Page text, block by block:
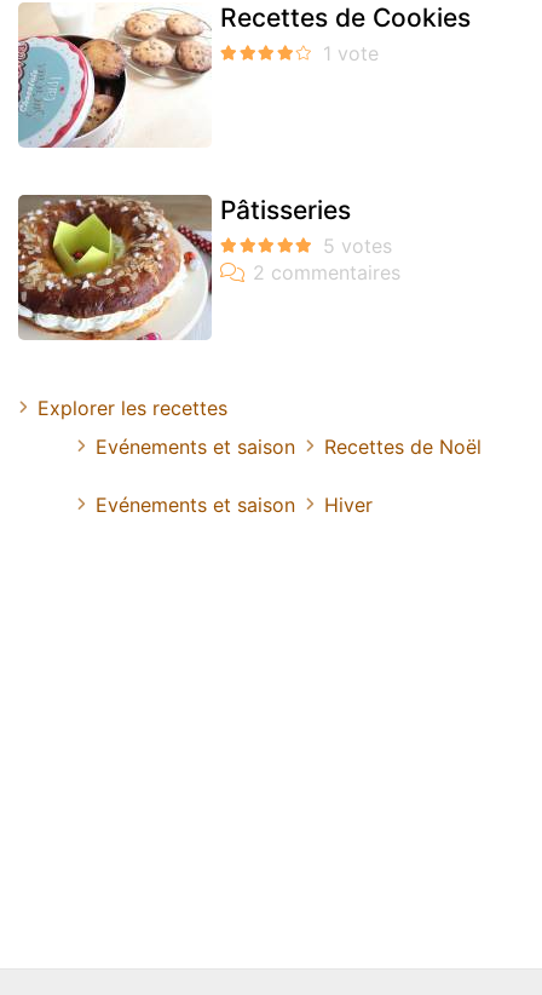
Recettes de Cookies
Pâtisseries
Explorer les recettes
Evénements et saison
Recettes de Noël
Evénements et saison Hiver